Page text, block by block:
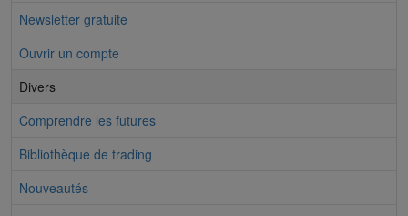
Newsletter gratuite
Ouvrir un compte
Divers
Comprendre les futures
Bibliothèque de trading
Nouveautés